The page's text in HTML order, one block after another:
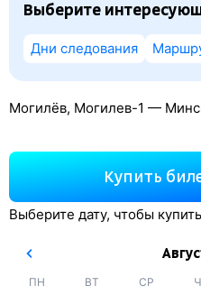
Выберите
Дни следования
Могилёв, Могилев-1 —
Купить
Выберите дату, чтобы
ПН ВТ СР